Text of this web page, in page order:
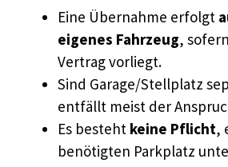
Eine Übernahme erfolgt
eigenes Fahrzeug,
Vertrag vorliegt.
Sind Garage/Stellplatz
entfällt meist der
Es besteht keine Pflicht,
benötigten Parkplatz